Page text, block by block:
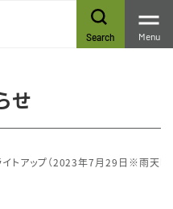
Search Menu
せ
イトアップ（2023年7月29日※雨天時